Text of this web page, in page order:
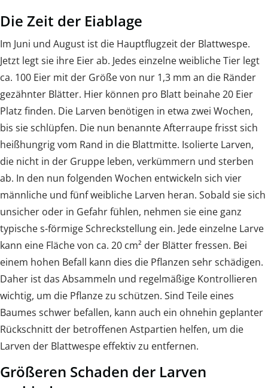
Die Zeit der Eiablage
Im Juni und August ist die Hauptflugzeit der Blattwespe.
Jetzt legt sie ihre Eier ab. Jedes einzelne weibliche Tier legt
ca. 100 Eier mit der Größe von nur 1,3 mm an die Ränder
gezähnter Blätter. Hier können pro Blatt beinahe 20 Eier
Platz finden. Die Larven benötigen in etwa zwei Wochen,
bis sie schlüpfen. Die nun benannte Afterraupe frisst sich
heißhungrig vom Rand in die Blattmitte. Isolierte Larven,
die nicht in der Gruppe leben, verkümmern und sterben
ab. In den nun folgenden Wochen entwickeln sich vier
männliche und fünf weibliche Larven heran. Sobald sie sich
unsicher oder in Gefahr fühlen, nehmen sie eine ganz
typische s-förmige Schreckstellung ein. Jede einzelne Larve
kann eine Fläche von ca. 20 cm² der Blätter fressen. Bei
einem hohen Befall kann dies die Pflanzen sehr schädigen.
Daher ist das Absammeln und regelmäßige Kontrollieren
wichtig, um die Pflanze zu schützen. Sind Teile eines
Baumes schwer befallen, kann auch ein ohnehin geplanter
Rückschnitt der betroffenen Astpartien helfen, um die
Larven der Blattwespe effektiv zu entfernen.
Größeren Schaden der Larven